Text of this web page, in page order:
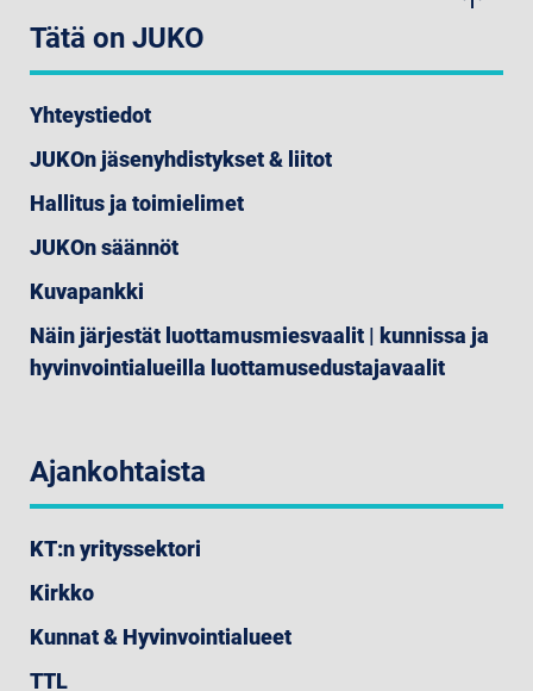
Tätä on JUKO
Yhteystiedot
JUKOn jäsenyhdistykset & liitot
Hallitus ja toimielimet
JUKOn säännöt
Kuvapankki
Näin järjestät luottamusmiesvaalit | kunnissa ja
hyvinvointialueilla luottamusedustajavaalit
Ajankohtaista
KT:n yrityssektori
Kirkko
Kunnat & Hyvinvointialueet
TTL